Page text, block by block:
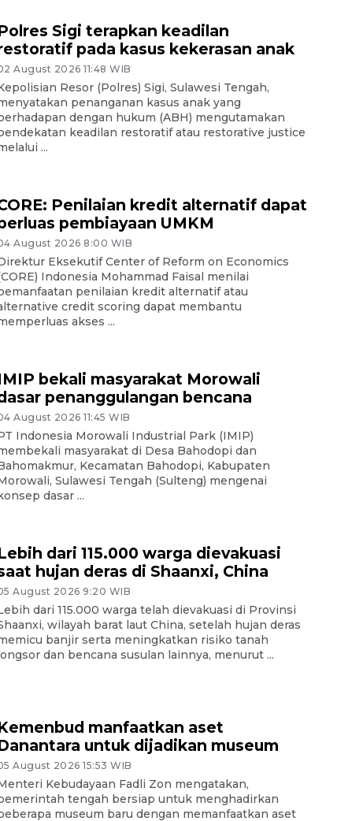
Sigi terapkan keadilan
pada kasus kekerasan anak
August 2026 11:48 WIB
Resor (Polres) Sigi, Sulawesi Tengah,
penanganan kasus anak yang
dengan hukum (ABH) mengutamakan
keadilan restoratif atau restorative justice
...
Penilaian kredit alternatif dapat
pembiayaan UMKM
August 2026 8:00 WIB
Eksekutif Center of Reform on Economics
Indonesia Mohammad Faisal menilai
penilaian kredit alternatif atau
credit scoring dapat membantu
akses ...
bekali masyarakat Morowali
penanggulangan bencana
August 2026 11:45 WIB
Indonesia Morowali Industrial Park (IMIP)
masyarakat di Desa Bahodopi dan
Kecamatan Bahodopi, Kabupaten
Sulawesi Tengah (Sulteng) mengenai
dasar ...
dari 115.000 warga dievakuasi
hujan deras di Shaanxi, China
August 2026 9:20 WIB
dari 115.000 warga telah dievakuasi di Provinsi
wilayah barat laut China, setelah hujan deras
banjir serta meningkatkan risiko tanah
dan bencana susulan lainnya, menurut ...
manfaatkan aset
untuk dijadikan museum
August 2026 15:53 WIB
Kebudayaan Fadli Zon mengatakan,
tengah bersiap untuk menghadirkan
museum baru dengan memanfaatkan aset
Layanan pembuatan SIM Baru